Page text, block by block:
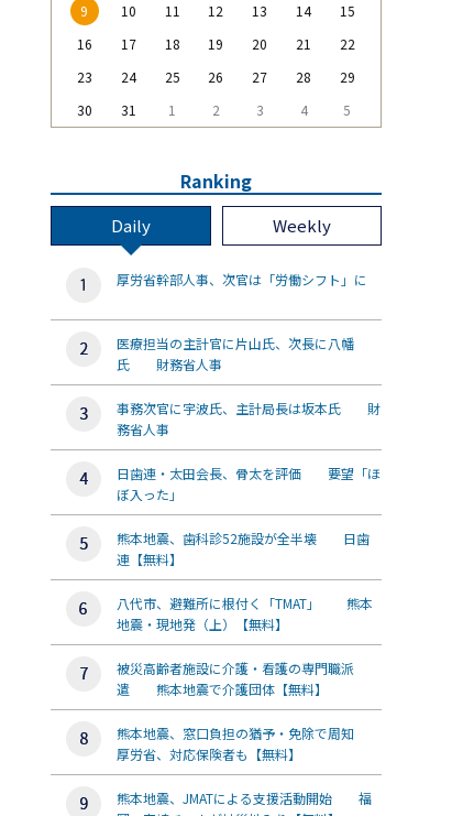
9
10 11 12 13 14
15
16
17 18 19 20 21
22
23
24 25 26 27 28
29
30
31 1 2 3 4 5
Ranking
Daily Weekly
厚労省幹部人事、次官は「労働シフト」に
医療担当の主計官に片山氏、次長に八幡
氏 財務省人事
事務次官に宇波氏、主計局長は坂本氏 財
務省人事
日歯連・太田会長、骨太を評価 要望「ほ
ぼ入った」
熊本地震、歯科診52施設が全半壊 日歯
連【無料】
八代市、避難所に根付く「TMAT」 熊本
地震・現地発（上）【無料】
被災高齢者施設に介護・看護の専門職派
遣 熊本地震で介護団体【無料】
熊本地震、窓口負担の猶予・免除で周知
厚労省、対応保険者も【無料】
熊本地震、JMATによる支援活動開始 福